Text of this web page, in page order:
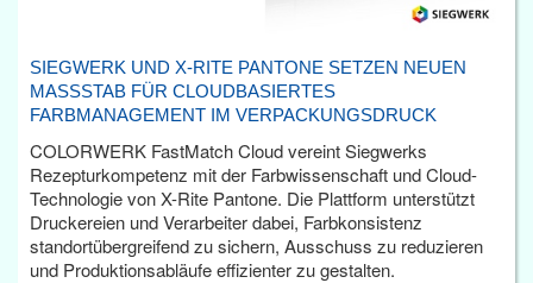
SIEGWERK UND X-RITE PANTONE SETZEN NEUEN
MASSSTAB FÜR CLOUDBASIERTES F
ARBMANAGEMENT IM VERPACKUNGSDRUCK
COLORWERK FastMatch Cloud vereint Siegwerks
Rezepturkompetenz mit der Farbwissenschaft und Cloud-
Technologie von X-Rite Pantone. Die Plattform unterstützt
Druckereien und Verarbeiter dabei, Farbkonsistenz
standortübergreifend zu sichern, Ausschuss zu reduzieren
und Produktionsabläufe effizienter zu gestalten.